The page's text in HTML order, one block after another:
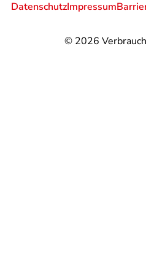
© 2026
DatenschutzImpressum